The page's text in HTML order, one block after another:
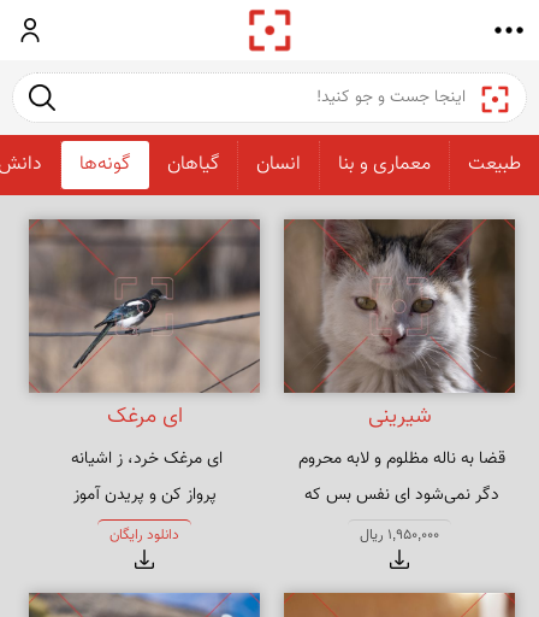
ورود
جست و
طبیعت معماری و بنا انسان گیاهان گونه‌ها
شیرینی
دگر نمی‌شود ای نفس بس که
کوشیدی
1,950,000 ریال
ای مرغک
پرواز کن و پریدن آموز
دانلود رایگان